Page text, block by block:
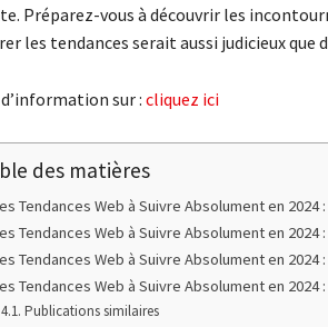
Préparez-vous à découvrir les
les tendances serait aussi judicieux que
sur : cliquez ici
des matières
Tendances Web à Suivre Absolument en 2024
Tendances Web à Suivre Absolument en 2024
Tendances Web à Suivre Absolument en 2024
Tendances Web à Suivre Absolument en
Publications similaires